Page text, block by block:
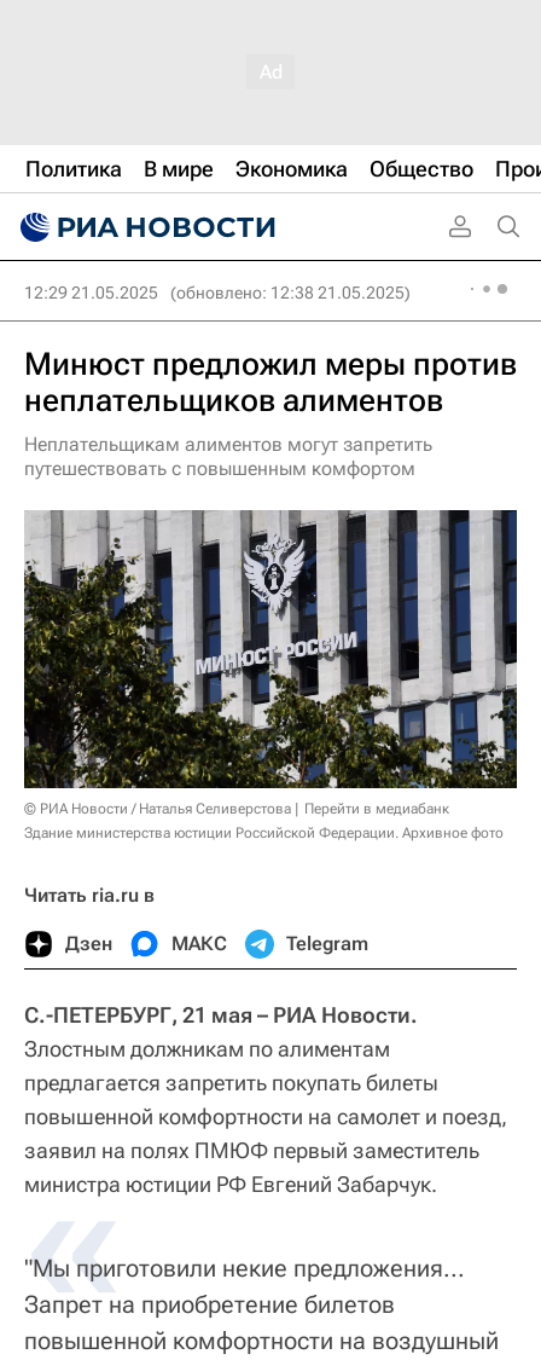
Политика В мире Экономика Общество
12:29 21.05.2025 (обновлено: 12:38 21.05.2025)
Минюст предложил меры против
неплательщиков алиментов
Неплательщикам алиментов могут запретить
путешествовать с повышенным комфортом
© РИА Новости / Наталья Селиверстова
Перейти в медиабанк
Здание министерства юстиции Российской Федерации. Архивное фото
Читать ria.ru в
Дзен МАКС Telegram
С.-ПЕТЕРБУРГ, 21 мая – РИА Новости.
Злостным должникам по алиментам
предлагается запретить покупать билеты
повышенной комфортности на самолет и поезд,
заявил на полях ПМЮФ первый заместитель
министра юстиции РФ Евгений Забарчук.
«
"Мы приготовили некие предложения...
Запрет на приобретение билетов
повышенной комфортности на воздушный